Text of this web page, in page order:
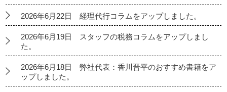
2026年6月22日 経理代行コラムをアップしました。
2026年6月19日 スタッフの税務コラムをアップしまし
た。
2026年6月18日 弊社代表：香川晋平のおすすめ書籍をア
ップしました。